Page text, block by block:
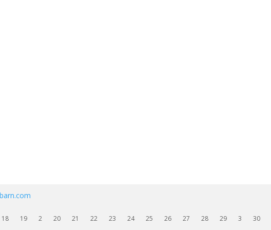
18 19 2 20 21 22 23 24 25 26 27 28 29 3 30